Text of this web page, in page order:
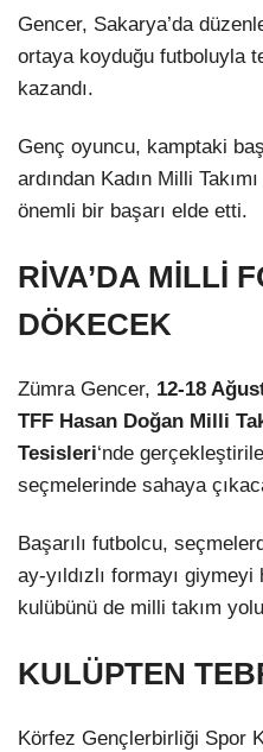
Gencer, Sakarya’da
ortaya koyduğu futboluyla
kazandı.
Genç oyuncu, kamptaki
ardından Kadın Milli
önemli bir başarı elde etti.
RİVA’DA MİLLİ
DÖKECEK
Zümra Gencer, 12-18
TFF Hasan Doğan Milli
Tesisleri‘nde
seçmelerinde sahaya
Başarılı futbolcu,
ay-yıldızlı formayı
kulübünü de milli takım
KULÜPTEN
Körfez Gençlerbirliği Spor